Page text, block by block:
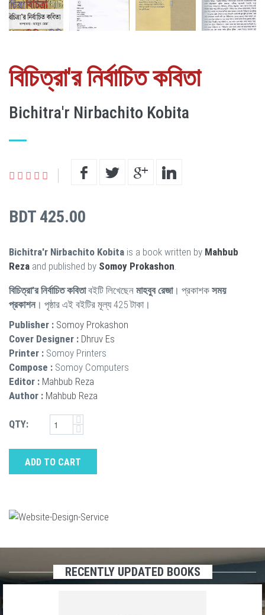
বিচিত্রা'র নির্বাচিত কবিতা
Bichitra'r Nirbachito Kobita
BDT 425.00
Bichitra'r Nirbachito Kobita is a book written by Mahbub
Reza and published by Somoy Prokashon
বিচিত্রা'র নির্বাচিত কবিতাবইটি লিখেছেন মাহবুব রেজা। প্রকাশক সময়
প্রকাশন। পৃষ্ঠার এই বইটির মূল্য 425 টাকা।
Publisher : Somoy Prokashon
Cover Designer : Dhruv Es
Printer : Somoy Printers
Compose : Somoy Computers
Editor : Mahbub Reza
Author : Mahbub Reza
QTY:
ADD TO CART
RECENTLY UPDATED BOOKS